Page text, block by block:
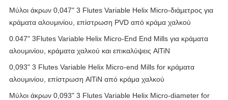
Μύλοι άκρων 0,047" 3 Flutes Variable Helix Micro-διάμετρος για
κράματα αλουμινίου, επίστρωση PVD από κράμα χαλκού
0.047" 3Flutes Variable Helix Micro-End End Mills για κράματα
αλουμινίου, κράματα χαλκού και επικαλύψεις AlTiN
0,093" 3 Flutes Variable Helix Micro-end Mills for κράματα
αλουμινίου, επίστρωση AlTiN από κράμα χαλκού
Μύλοι άκρων 0,093" 3 Flutes Variable Helix Micro-diameter for